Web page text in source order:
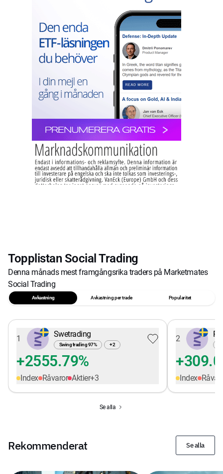
Topplistan Social Trading
Denna månads mest framgångsrika traders på Marketmates
Social Trading
Avkastning Avkastning per trade Popularitet
1 Swetrading
Swing trading97% +2
+2555.79%
Index Råvaror Aktier+3
2
Index
Se alla
Rekommenderat Se alla